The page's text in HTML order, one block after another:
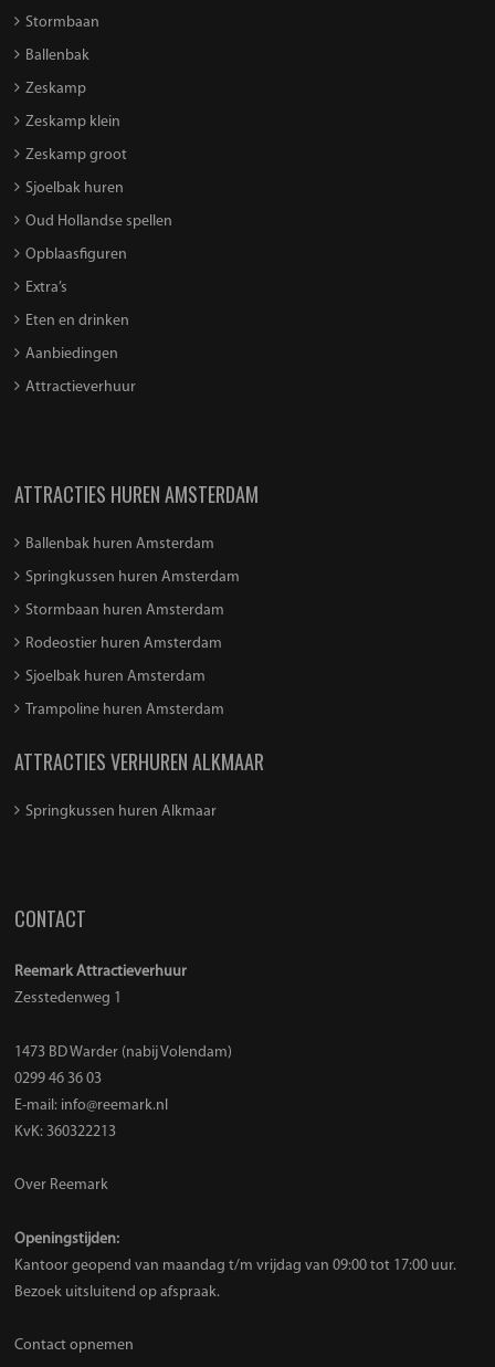
Stormbaan
Ballenbak
Zeskamp
Zeskamp klein
Zeskamp groot
Sjoelbak huren
Oud Hollandse spellen
Opblaasfiguren
Extra’s
Eten en drinken
Aanbiedingen
Attractieverhuur
ATTRACTIES HUREN AMSTERDAM
Ballenbak huren Amsterdam
Springkussen huren Amsterdam
Stormbaan huren Amsterdam
Rodeostier huren Amsterdam
Sjoelbak huren Amsterdam
Trampoline huren Amsterdam
ATTRACTIES VERHUREN ALKMAAR
Springkussen huren Alkmaar
CONTACT
Reemark Attractieverhuur
Zesstedenweg 1
1473 BD Warder (nabij Volendam)
0299 46 36 03
E-mail: info@reemark.nl
KvK: 360322213
Over Reemark
Openingstijden:
Kantoor geopend van maandag t/m vrijdag van 09:00 tot 17:00 uur.
Bezoek uitsluitend op afspraak.
Contact opnemen